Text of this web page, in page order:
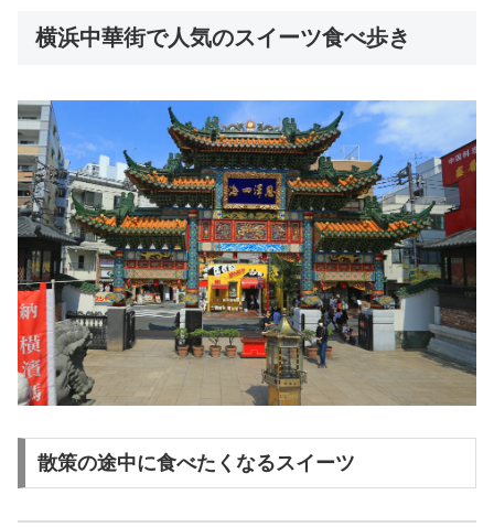
横浜中華街で人気のスイーツ食べ歩き
散策の途中に食べたくなるスイーツ